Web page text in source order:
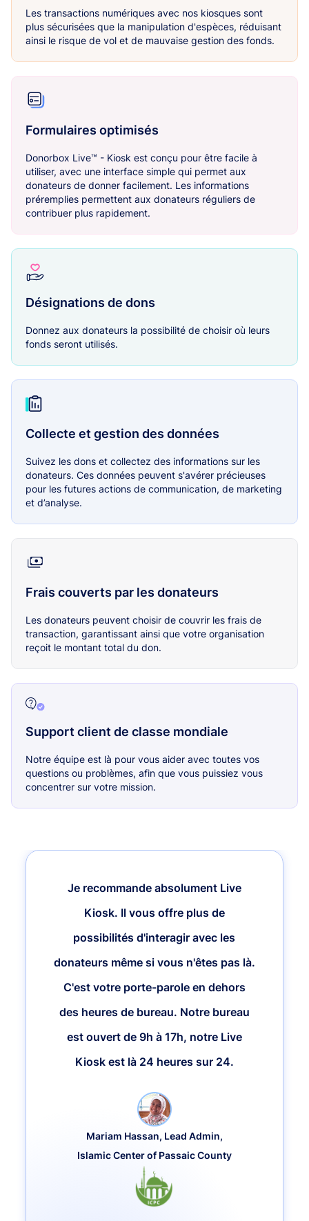
Les transactions numériques avec nos kiosques sont
plus sécurisées que la manipulation d'espèces, réduisant
ainsi le risque de vol et de mauvaise gestion des fonds.
Formulaires optimisés
Donorbox Live™ - Kiosk est conçu pour être facile à
utiliser, avec une interface simple qui permet aux
donateurs de donner facilement. Les informations
préremplies permettent aux donateurs réguliers de
contribuer plus rapidement.
Désignations de dons
Donnez aux donateurs la possibilité de choisir où leurs
fonds seront utilisés.
Collecte et gestion des données
Suivez les dons et collectez des informations sur les
donateurs. Ces données peuvent s'avérer précieuses
pour les futures actions de communication, de marketing
et d’analyse.
Frais couverts par les donateurs
Les donateurs peuvent choisir de couvrir les frais de
transaction, garantissant ainsi que votre organisation
reçoit le montant total du don.
Support client de classe mondiale
Notre équipe est là pour vous aider avec toutes vos
questions ou problèmes, afin que vous puissiez vous
concentrer sur votre mission.
Je recommande absolument Live
Kiosk. Il vous offre plus de
possibilités d'interagir avec les
donateurs même si vous n'êtes pas là.
C'est votre porte-parole en dehors
des heures de bureau. Notre bureau
est ouvert de 9h à 17h, notre Live
Kiosk est là 24 heures sur 24.
Mariam Hassan, Lead Admin,
Islamic Center of Passaic County